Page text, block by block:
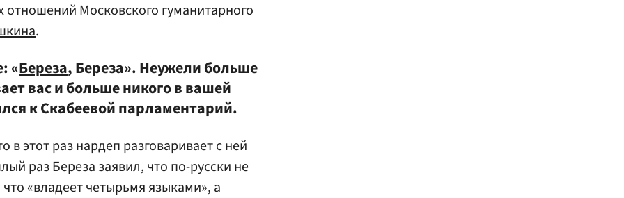
Московского гуманитарного
.
«Береза, Береза». Неужели больше
вас и больше никого в вашей
к Скабеевой парламентарий.
в этот раз нардеп разговаривает с ней
раз Береза заявил, что по-русски не
«владеет четырьмя языками», а